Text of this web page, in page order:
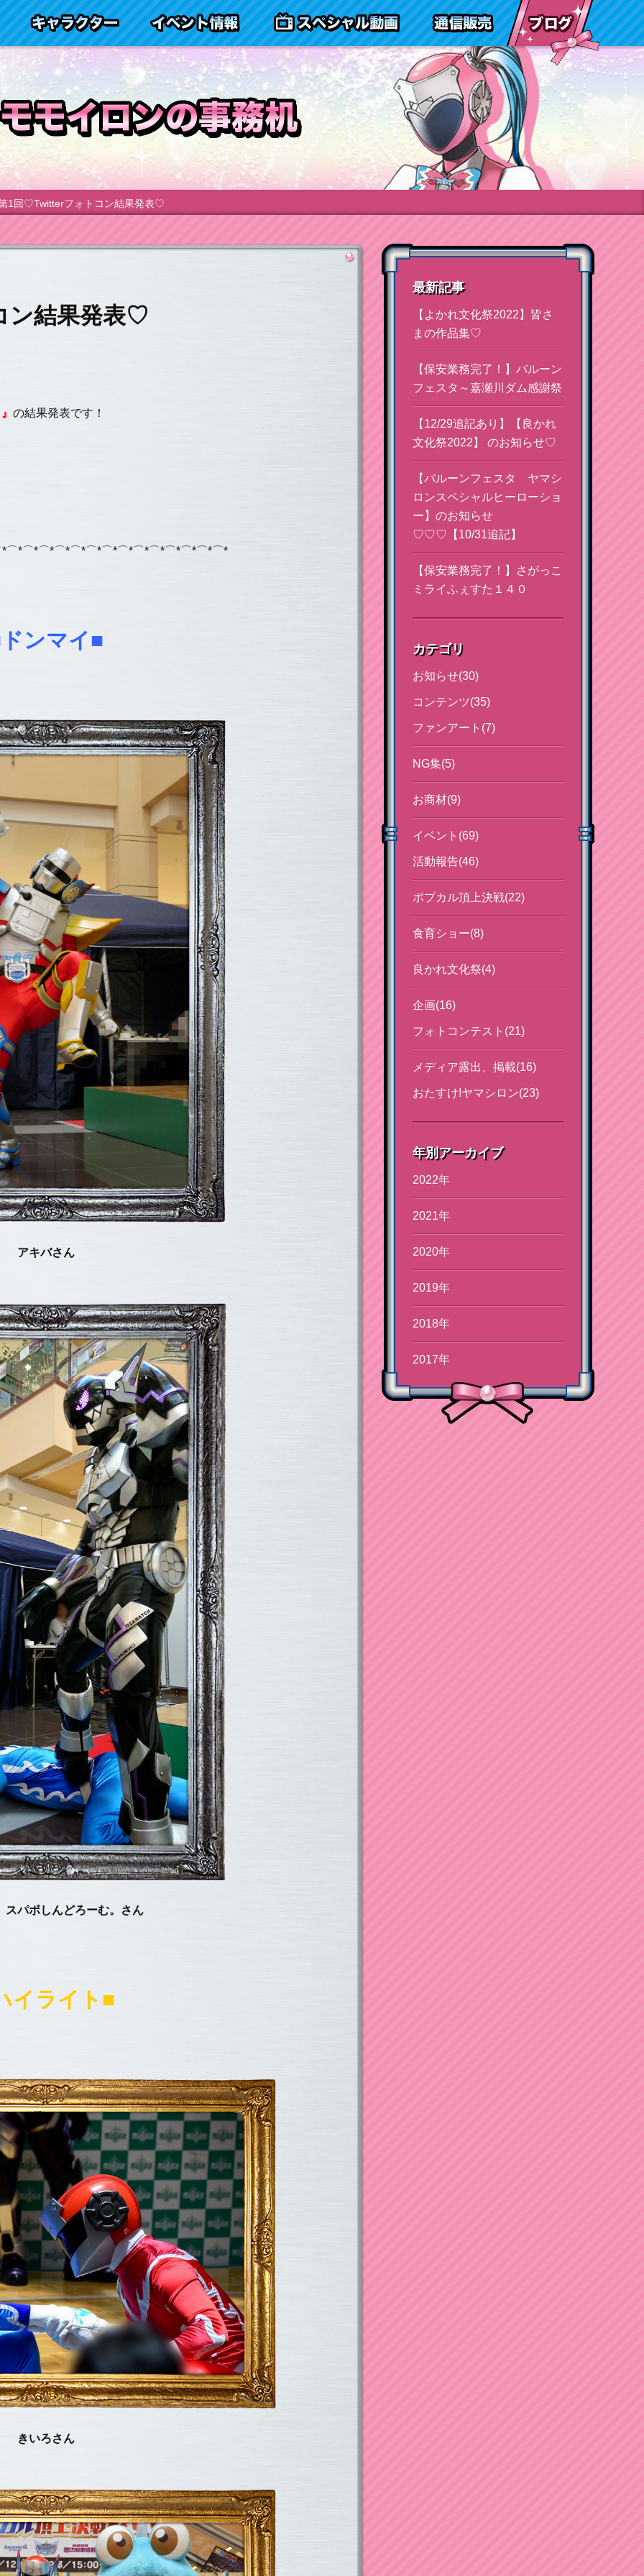
ヤマシロンとは キャラクター イベント情報 スペシャル動画 通信販売 ブログ
1回♡Twitterフォトコン結果発表♡
ン結果発表♡
の結果発表です！
ンマイ■
アキバさん
スパボしんどろーむ。さん
イライト■
きいろさん
最新記事
【よかれ文化祭2022】皆さ
まの作品集♡
【保安業務完了！】バルーン
フェスタ～嘉瀬川ダム感謝祭
【12/29追記あり】【良かれ
文化祭2022】 のお知らせ♡
【バルーンフェスタ ヤマシ
ロンスペシャルヒーローショ
ー】のお知らせ
♡♡♡【10/31追記】
【保安業務完了！】さがっこ
ミライふぇすた１４０
カテゴリ
お知らせ(30)
コンテンツ(35)
ファンアート(7)
NG集(5)
お商材(9)
イベント(69)
活動報告(46)
ポプカル頂上決戦(22)
食育ショー(8)
良かれ文化祭(4)
企画(16)
フォトコンテスト(21)
メディア露出、掲載(16)
おたすけ!ヤマシロン(23)
年別アーカイブ
2022年
2021年
2020年
2019年
2018年
2017年